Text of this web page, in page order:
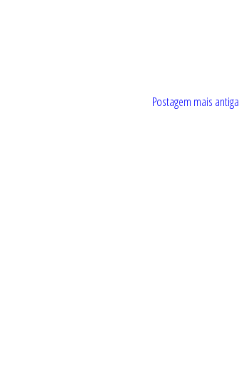
Postagem mais antiga